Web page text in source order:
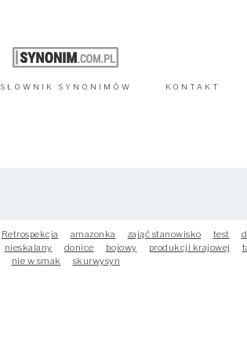
SŁOWNIK SYNONIMÓW KONTAKT
Retrospekcja amazonka zająć stanowisko test
nieskalany donice bojowy produkcji krajowej
nie w smak skurwysyn